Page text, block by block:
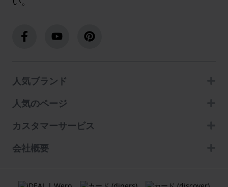
人気ブランド
人気のページ
カスタマーサービス
会社概要